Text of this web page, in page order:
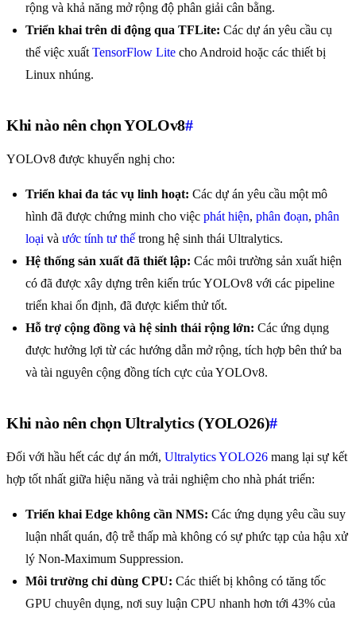
rộng và khả năng mở rộng độ phân giải cân bằng.
Triển khai trên di động qua TFLite: Các dự án yêu cầu cụ
thể việc xuất TensorFlow Lite cho Android hoặc các thiết bị
Linux nhúng.
Khi nào nên chọn YOLOv8#
YOLOv8 được khuyến nghị cho:
Triển khai đa tác vụ linh hoạt: Các dự án yêu cầu một mô
hình đã được chứng minh cho việc phát hiện, phân đoạn, phân
loại và ước tính tư thế trong hệ sinh thái Ultralytics.
Hệ thống sản xuất đã thiết lập: Các môi trường sản xuất hiện
có đã được xây dựng trên kiến trúc YOLOv8 với các pipeline
triển khai ổn định, đã được kiểm thử tốt.
Hỗ trợ cộng đồng và hệ sinh thái rộng lớn: Các ứng dụng
được hưởng lợi từ các hướng dẫn mở rộng, tích hợp bên thứ ba
và tài nguyên cộng đồng tích cực của YOLOv8.
Khi nào nên chọn Ultralytics (YOLO26)#
Đối với hầu hết các dự án mới, Ultralytics YOLO26 mang lại sự kết
hợp tốt nhất giữa hiệu năng và trải nghiệm cho nhà phát triển:
Triển khai Edge không cần NMS: Các ứng dụng yêu cầu suy
luận nhất quán, độ trễ thấp mà không có sự phức tạp của hậu xử
lý Non-Maximum Suppression.
Môi trường chỉ dùng CPU: Các thiết bị không có tăng tốc
GPU chuyên dụng, nơi suy luận CPU nhanh hơn tới 43% của